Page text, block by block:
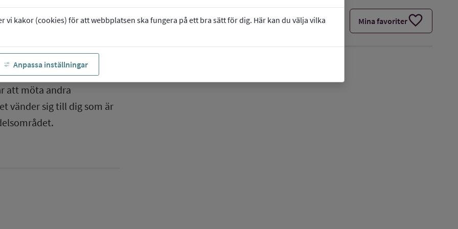
vi kakor (cookies) för att webbplatsen ska fungera på ett bra sätt för dig. Här kan du välja vilka
Anpassa inställningar
Mina favoriterfavorite
att möta andra
vänder sig till dig som är